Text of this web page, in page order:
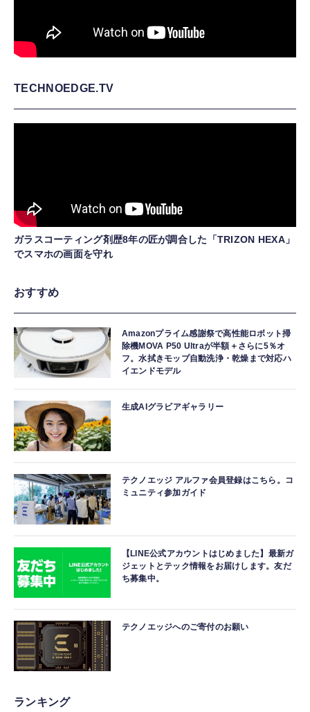
TECHNOEDGE.TV
ガラスコーティング剤歴8年の匠が調合した「TRIZON HEXA」
でスマホの画面を守れ
おすすめ
Amazonプライム感謝祭で高性能ロボット掃
除機MOVA P50 Ultraが半額＋さらに5％オ
フ。水拭きモップ自動洗浄・乾燥まで対応ハ
イエンドモデル
生成AIグラビアギャラリー
テクノエッジ アルファ会員登録はこちら。コ
ミュニティ参加ガイド
【LINE公式アカウントはじめました】最新ガ
ジェットとテック情報をお届けします。友だ
ち募集中。
テクノエッジへのご寄付のお願い
ランキング